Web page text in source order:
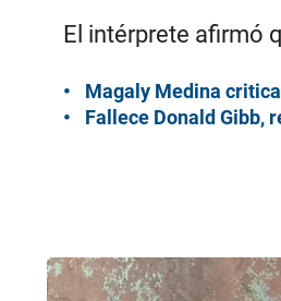
El intérprete afirmó
Magaly Medina
Fallece Donald Gibb,